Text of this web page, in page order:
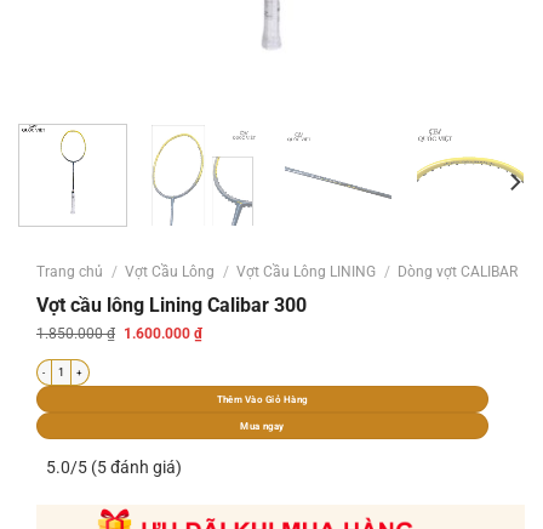
Trang chủ / Vợt Cầu Lông / Vợt Cầu Lông LINING / Dòng vợt CALIBAR
Vợt cầu lông Lining Calibar 300
1.850.000₫ Giá
1.600.000 ₫Giá
hiện
1.600.000 ₫.
Vợt cầu lông Lining Calibar 300 số lượng
Thêm Vào Giỏ Hàng
Mua ngay
5.0/5 (5 đánh giá)